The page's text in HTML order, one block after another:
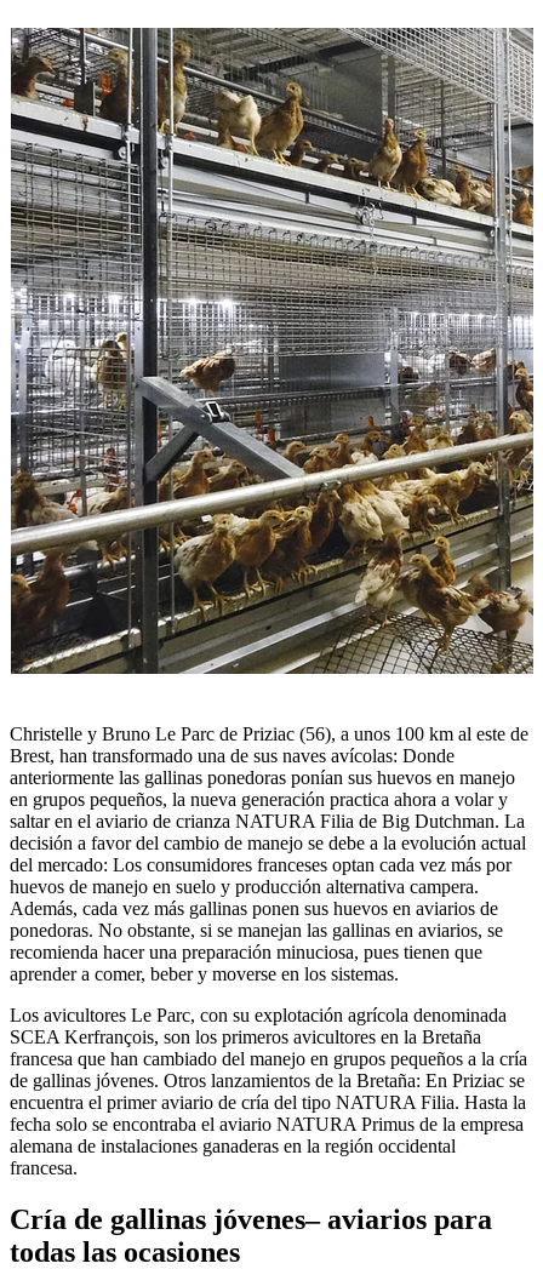
Christelle y Bruno Le Parc de Priziac (56), a unos 100 km al este de
Brest, han transformado una de sus naves avícolas: Donde
anteriormente las gallinas ponedoras ponían sus huevos en manejo
en grupos pequeños, la nueva generación practica ahora a volar y
saltar en el aviario de crianza NATURA Filia de Big Dutchman. La
decisión a favor del cambio de manejo se debe a la evolución actual
del mercado: Los consumidores franceses optan cada vez más por
huevos de manejo en suelo y producción alternativa campera.
Además, cada vez más gallinas ponen sus huevos en aviarios de
ponedoras. No obstante, si se manejan las gallinas en aviarios, se
recomienda hacer una preparación minuciosa, pues tienen que
aprender a comer, beber y moverse en los sistemas.
Los avicultores Le Parc, con su explotación agrícola denominada
SCEA Kerfrançois, son los primeros avicultores en la Bretaña
francesa que han cambiado del manejo en grupos pequeños a la cría
de gallinas jóvenes. Otros lanzamientos de la Bretaña: En Priziac se
encuentra el primer aviario de cría del tipo NATURA Filia. Hasta la
fecha solo se encontraba el aviario NATURA Primus de la empresa
alemana de instalaciones ganaderas en la región occidental
francesa.
Cría de gallinas jóvenes– aviarios para
todas las ocasiones